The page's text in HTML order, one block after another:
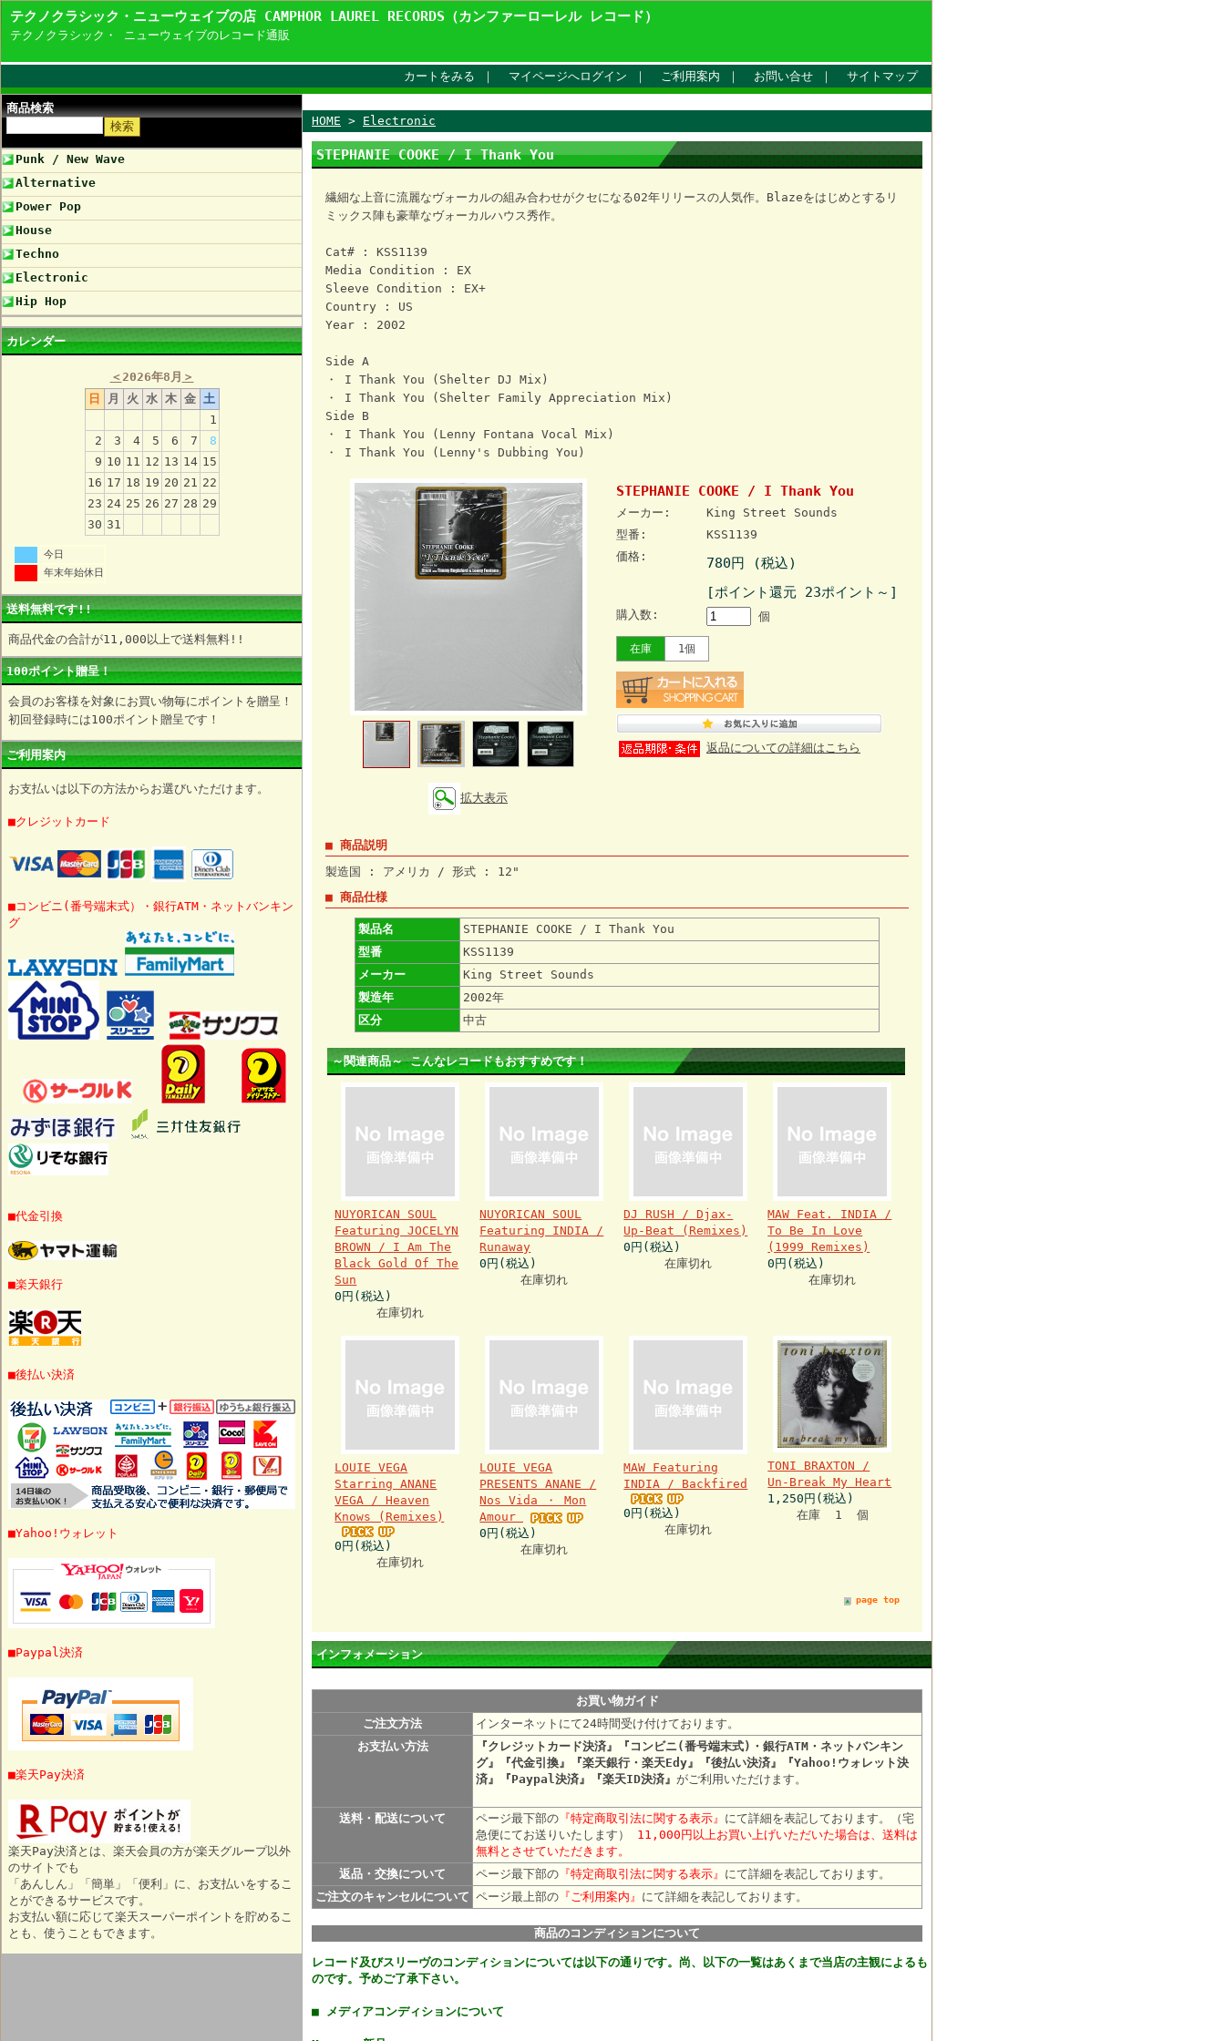
テクノクラシック・ニューウェイブの店 CAMPHOR LAUREL RECORDS（カンファーローレル レコード）
テクノクラシック・ ニューウェイブのレコード通販
カートをみる ｜ マイページへログイン ｜ ご利用案内 ｜ お問い合せ ｜ サイトマップ
商品検索
Punk / New Wave
Alternative
Power Pop
House
Techno
Electronic
Hip Hop
カレンダー
＜2026年8月 ＞
日
月 火 水 木 金 土
1
2
3 4 5 6 7
8
9 10 11 12 13 14 15
16 17 18 19 20 21 22
23 24 25 26 27 28 29
30 31
今日
年末年始休日
送料無料です!!
商品代金の合計が11,000以上で送料無料!!
100ポイント贈呈！
会員のお客様を対象にお買い物毎にポイントを贈呈！
初回登録時には100ポイント贈呈です！
ご利用案内
お支払いは以下の方法からお選びいただけます。
■クレジットカード
■コンビニ(番号端末式）・銀行ATM・ネットバンキン
グ
■代金引換
■楽天銀行
■後払い決済
■Yahoo!ウォレット
■Paypal決済
■楽天Pay決済
楽天Pay決済とは、楽天会員の方が楽天グループ以外
のサイトでも
「あんしん」「簡単」「便利」に、お支払いをするこ
とができるサービスです。
お支払い額に応じて楽天スーパーポイントを貯めるこ
とも、使うこともできます。
HOME > Electronic
STEPHANIE COOKE / I Thank You
繊細な上音に流麗なヴォーカルの組み合わせがクセになる02年リリースの人気作。Blazeをはじめとするリ
ミックス陣も豪華なヴォーカルハウス秀作。
Cat# : KSS1139
Media Condition : EX
Sleeve Condition : EX+
Country : US
Year : 2002
Side A
・ I Thank You (Shelter DJ Mix)
・ I Thank You (Shelter Family Appreciation Mix)
Side B
・ I Thank You (Lenny Fontana Vocal Mix)
・ I Thank You (Lenny's Dubbing You)
拡大表示
STEPHANIE COOKE / I Thank You
メーカー:
King Street Sounds
型番:
KSS1139
価格:
780円 (税込)
[ポイント還元 23ポイント～]
購入数: 個
在庫 1個
返品についての詳細はこちら
■ 商品説明
製造国 : アメリカ / 形式 : 12"
■ 商品仕様
製品名
STEPHANIE COOKE / I Thank You
型番
KSS1139
メーカー
King Street Sounds
製造年
2002年
区分
中古
～関連商品～ こんなレコードもおすすめです！
NUYORICAN SOUL
Featuring JOCELYN
BROWN / I Am The
Black Gold Of The
Sun
0円(税込)
在庫切れ
NUYORICAN SOUL
Featuring INDIA /
Runaway
0円(税込)
在庫切れ
DJ RUSH / Djax-
Up-Beat (Remixes)
0円(税込)
在庫切れ
MAW Feat. INDIA /
To Be In Love
(1999 Remixes)
0円(税込)
在庫切れ
LOUIE VEGA
Starring ANANE
VEGA / Heaven
Knows (Remixes)
0円(税込)
在庫切れ
LOUIE VEGA
PRESENTS ANANE /
Nos Vida ・ Mon
Amour
0円(税込)
在庫切れ
MAW Featuring
INDIA / Backfired
0円(税込)
在庫切れ
TONI BRAXTON /
Un-Break My Heart
1,250円(税込)
在庫 1 個
page top
インフォメーション
お買い物ガイド
ご注文方法
インターネットにて24時間受け付けております。
お支払い方法
『クレジットカード決済』『コンビニ(番号端末式)・銀行ATM・ネットバンキン
グ』『代金引換』『楽天銀行・楽天Edy』『後払い決済』『Yahoo!ウォレット決
済』『Paypal決済』『楽天ID決済』 がご利用いただけます。
送料・配送について ページ最下部の 『特定商取引法に関する表示』 にて詳細を表記しております。（宅
急便にてお送りいたします） 11,000円以上お買い上げいただいた場合は、送料は
無料とさせていただきます。
返品・交換について
ページ最下部の 『特定商取引法に関する表示』 にて詳細を表記しております。
ご注文のキャンセルについて ページ最上部の 『ご利用案内』 にて詳細を表記しております。
商品のコンディションについて
レコード及びスリーヴのコンディションについては以下の通りです。尚、以下の一覧はあくまで当店の主観によるも
のです。予めご了承下さい。
■ メディアコンディションについて